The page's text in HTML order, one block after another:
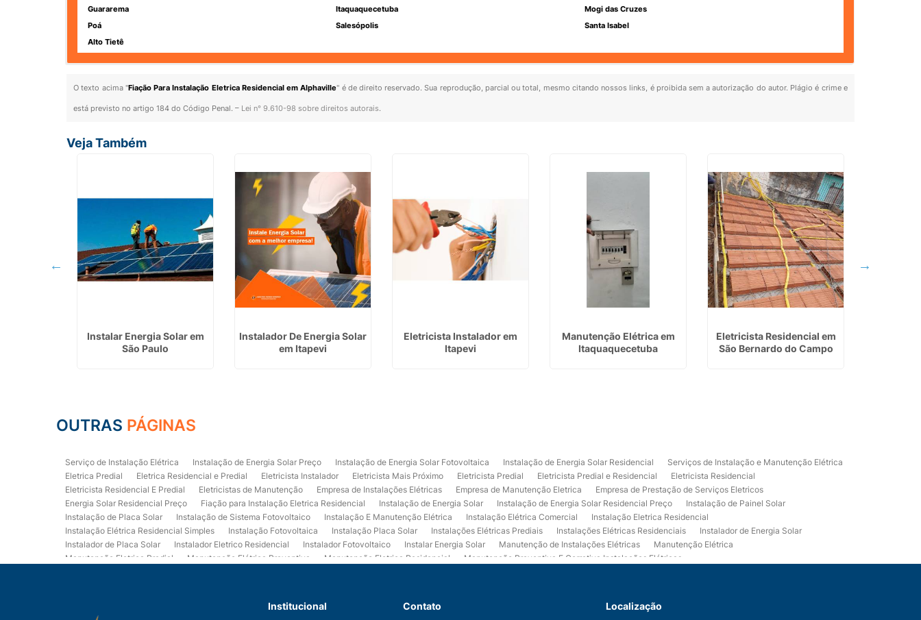
Guararema
Itaquaquecetuba
Mogi das Cruzes
Poá
Salesópolis
Santa Isabel
Alto Tietê
O texto acima "Fiação Para Instalação Eletrica Residencial em Alphaville" é de direito reservado. Sua reprodução, parcial ou total, mesmo citando nossos links, é proibida sem a autorização do autor. Plágio é crime e
está previsto no artigo 184 do Código Penal. – Lei n° 9.610-98 sobre direitos autorais.
Veja Também
Instalar Energia Solar em
São Paulo
Instalador De Energia Solar
em Itapevi
Eletricista Instalador em
Itapevi
Manutenção Elétrica em
Itaquaquecetuba
Eletricista Residencial em
São Bernardo do Campo
OUTRAS PÁGINAS
Serviço de Instalação Elétrica Instalação de Energia Solar Preço Instalação de Energia Solar Fotovoltaica Instalação de Energia Solar Residencial
Serviços de Instalação e Manutenção Elétrica
Eletrica Predial
Eletrica Residencial e Predial Eletricista Instalador Eletricista Mais Próximo Eletricista Predial Eletricista Predial e Residencial
Eletricista Residencial
Eletricista Residencial E Predial
Eletricistas de Manutenção Empresa de Instalações Elétricas Empresa de Manutenção Eletrica
Empresa de Prestação de Serviços Eletricos
Energia Solar Residencial Preço
Fiação para Instalação Eletrica Residencial Instalação de Energia Solar Instalação de Energia Solar Residencial Preço
Instalação de Painel Solar
Instalação de Placa Solar
Instalação de Sistema Fotovoltaico Instalação E Manutenção Elétrica Instalação Elétrica Comercial
Instalação Eletrica Residencial
Instalação Elétrica Residencial Simples
Instalação Fotovoltaica Instalação Placa Solar Instalações Elétricas Prediais Instalações Elétricas Residenciais
Instalador de Energia Solar
Instalador de Placa Solar
Instalador Eletrico Residencial Instalador Fotovoltaico Instalar Energia Solar Manutenção de Instalações Elétricas
Manutenção Elétrica
Manutenção Eletrica Predial
Manutenção Elétrica Preventiva Manutenção Eletrica Residencial
Manutenção Preventiva E Corretiva Instalações Elétricas
Instalação de Placa de Energia Solar
Quanto Custa a Instalação de Energia Solar Empresa de Instalação de Energia Solar Instalação de Energia Fotovoltaica
Institucional Contato Localização